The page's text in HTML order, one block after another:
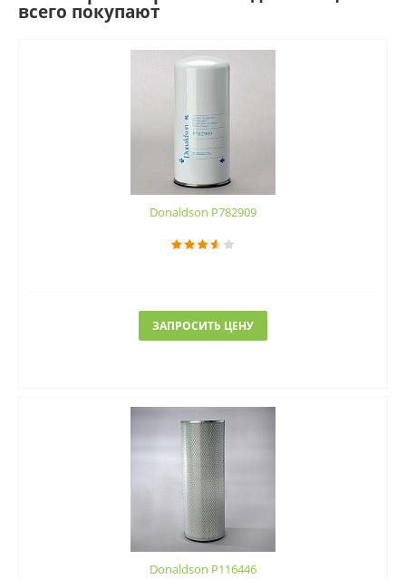
всего покупают
Donaldson P782909
ЗАПРОСИТЬ ЦЕНУ
Donaldson P116446